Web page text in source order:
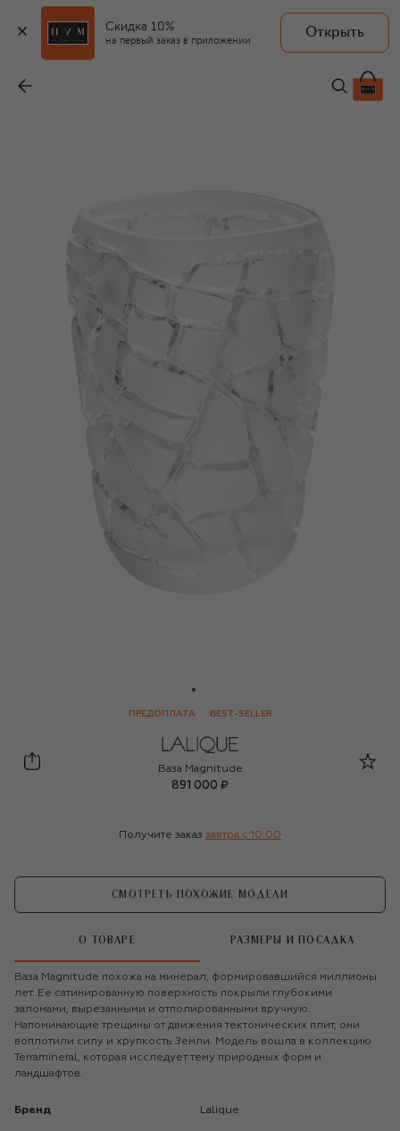
Скидка 10%
на первый заказ в приложении
Открыть
891 000 ₽
ПРЕДОПЛАТА BEST-SELLER
Lalique
Ваза Magnitude
891 000 ₽
Получите заказ завтра c 10:00
СМОТРЕТЬ ПОХОЖИЕ МОДЕЛИ
О ТОВАРЕ РАЗМЕРЫ И ПОСАДКА
Ваза Magnitude похожа на минерал, формировавшийся миллионы
лет. Ее сатинированную поверхность покрыли глубокими
заломами, вырезанными и отполированными вручную.
Напоминающие трещины от движения тектонических плит, они
воплотили силу и хрупкость Земли. Модель вошла в коллекцию
Terramineral, которая исследует тему природных форм и
ландшафтов.
Бренд Lalique